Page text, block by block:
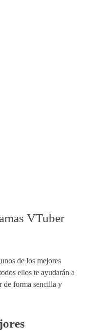
VTuber
de los mejores
ellos te ayudarán a
de forma sencilla y